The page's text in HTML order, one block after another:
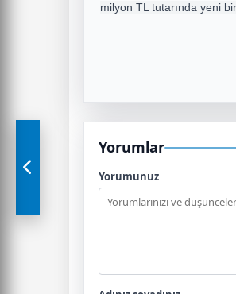
milyon TL tutarında yeni
Yorumlar
Yorumunuz